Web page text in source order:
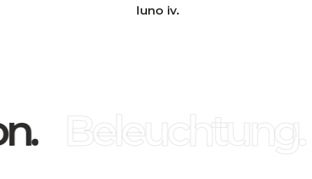
luno iv.
Beleuchtung.